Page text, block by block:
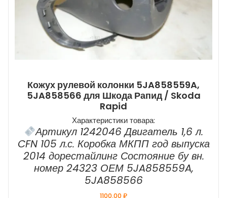
Кожух рулевой колонки 5JA858559A,
5JA858566 для Шкода Рапид / Skoda
Rapid
Характеристики товара:
Артикул 1242046 Двигатель 1,6 л.
CFN 105 л.с. Коробка МКПП год выпуска
2014 дорестайлинг Состояние бу вн.
номер 24323 ОЕМ 5JA858559A,
5JA858566
1100,00₽